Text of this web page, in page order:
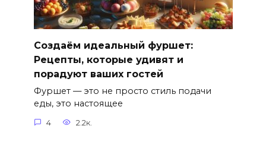
Создаём идеальный фуршет:
Рецепты, которые удивят и
порадуют ваших гостей
Фуршет — это не просто стиль подачи
еды, это настоящее
4 2.2к.